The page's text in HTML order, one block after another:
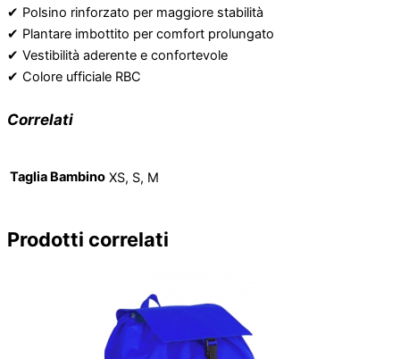
✔ Polsino rinforzato per maggiore stabilità
✔ Plantare imbottito per comfort prolungato
✔ Vestibilità aderente e confortevole
✔ Colore ufficiale RBC
Correlati
Taglia Bambino XS, S, M
Prodotti correlati